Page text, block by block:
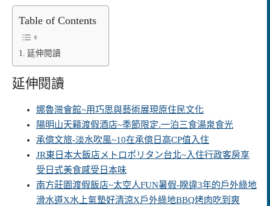
Table of Contents
延伸閱讀
延伸閱讀
娜魯灣會館~用巧思與藝術展現原住民文化
陽明山天籟渡假酒店~季節限定.一泊三食湯泉食光
承億文旅-淡水吹風~10在承億日高CP值入住
JR東日本大飯店メトロポリタン台北~入住行政客房享
受日式美食感受日本味
南方莊園渡假飯店~太空人FUN暑假-睽違3年的戶外綠地
滑水道X水上氣墊好清涼X戶外綠地BBQ烤肉吃到爽